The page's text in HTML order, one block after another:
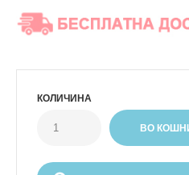
КОЛИЧИНА